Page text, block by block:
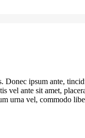
Donec ipsum ante,
ante sit amet,
urna vel, commodo